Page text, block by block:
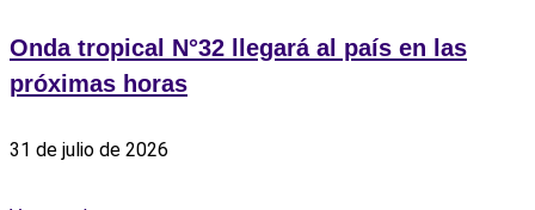
Onda tropical N°32 llegará al país en las
próximas horas
31 de julio de 2026